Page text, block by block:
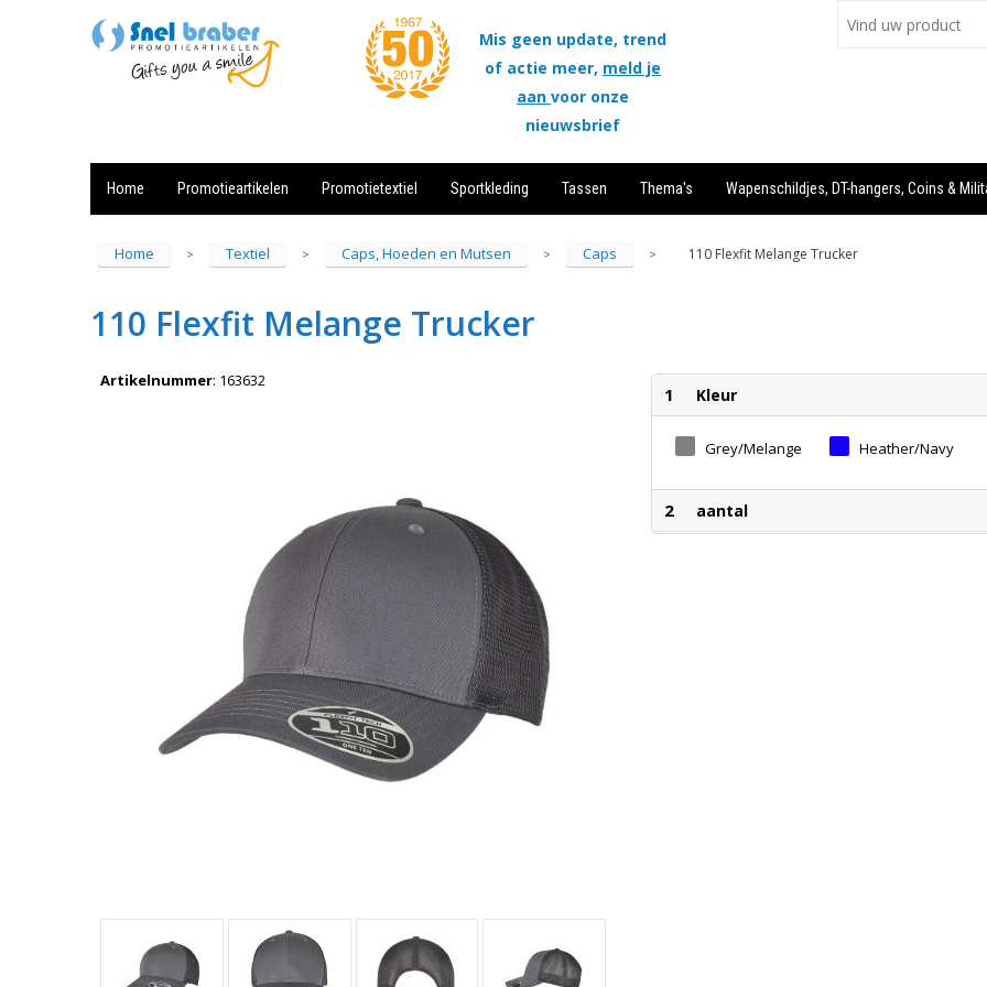
Mis geen update, trend
of actie meer, meld je
aan voor onze
nieuwsbrief
Home Promotieartikelen Promotietextiel Sportkleding Tassen Thema's Wapenschildjes, DT-hangers, Coins &
Home > Textiel > Caps, Hoeden en Mutsen > Caps > 110 Flexfit Melange Trucker
110 Flexfit Melange Trucker
Artikelnummer: 163632
1 Kleur
Grey/Melange Heather/Navy
2 aantal